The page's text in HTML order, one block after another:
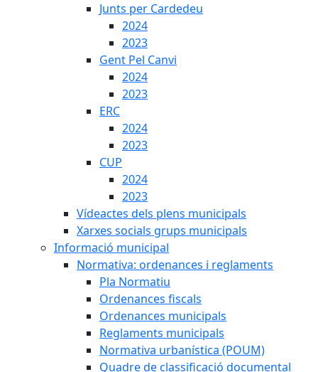
Junts per Cardedeu
2024
2023
Gent Pel Canvi
2024
2023
ERC
2024
2023
CUP
2024
2023
Vídeactes dels plens municipals
Xarxes socials grups municipals
Informació municipal
Normativa: ordenances i reglaments
Pla Normatiu
Ordenances fiscals
Ordenances municipals
Reglaments municipals
Normativa urbanística (POUM)
Quadre de classificació documental